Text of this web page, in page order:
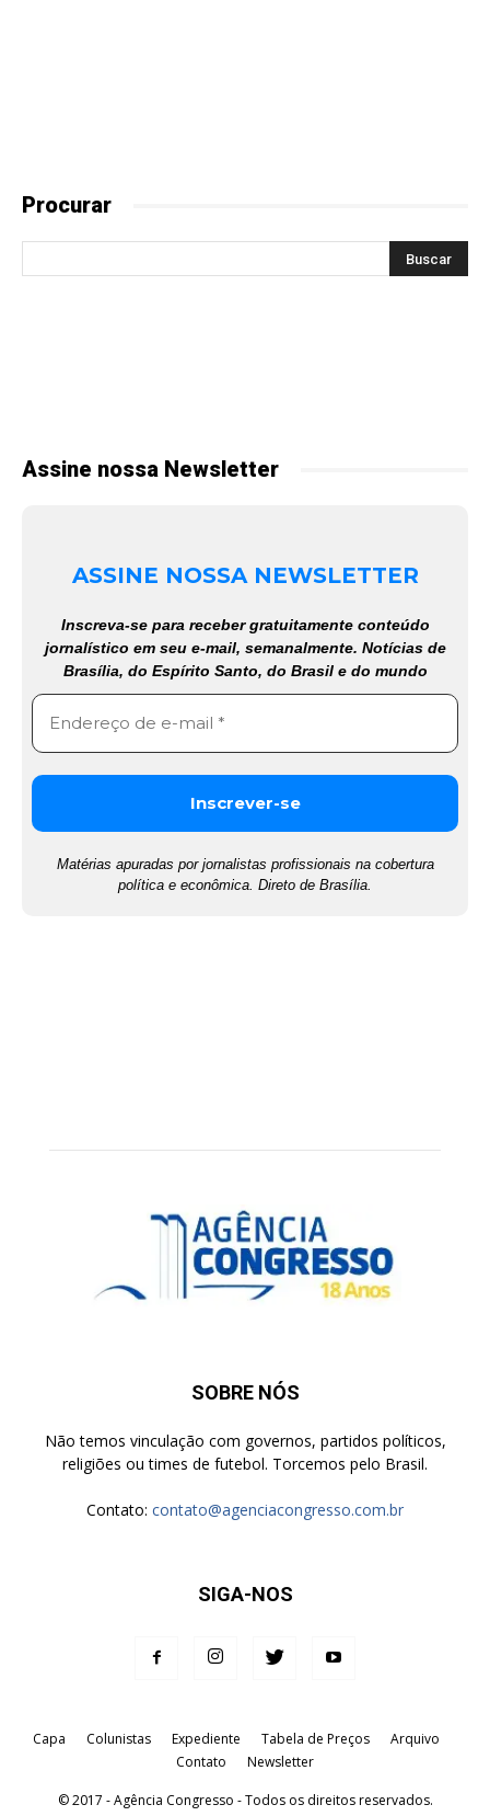
Procurar
Assine nossa Newsletter
ASSINE NOSSA NEWSLETTER
Inscreva-se para receber gratuitamente conteúdo
jornalístico em seu e-mail, semanalmente. Notícias de
Brasília, do Espírito Santo, do Brasil e do mundo
Matérias apuradas por jornalistas profissionais na cobertura
política e econômica. Direto de Brasília.
SOBRE NÓS
Não temos vinculação com governos, partidos políticos,
religiões ou times de futebol. Torcemos pelo Brasil.
Contato: contato@agenciacongresso.com.br
SIGA-NOS
Capa Colunistas Expediente Tabela de Preços
Arquivo
Contato
Newsletter
© 2017 - Agência Congresso - Todos os direitos reservados.